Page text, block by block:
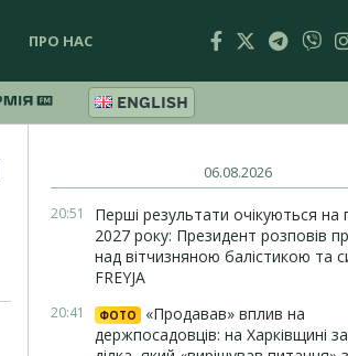
ПРО НАС
ENGLISH
06.08.2026
20:51
Перші результати очікуються на
2027 року: Президент розповів
над вітчизняною балістикою та
FREYJA
20:41 ФОТО
«Продавав» вплив на
держпосадовців: на Харківщині